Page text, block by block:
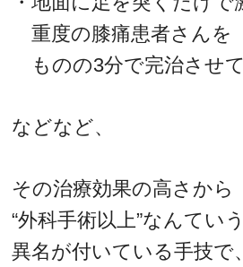
重度の膝痛患者さんを
ものの3分で完治させ
などなど、
その治療効果の高さから
“外科手術以上”なんていう
異名が付いている手技で、